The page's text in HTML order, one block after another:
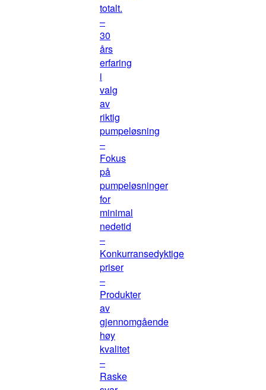
totalt.
–
30
års
erfaring
i
valg
av
riktig
pumpeløsning
–
Fokus
på
pumpeløsninger
for
minimal
nedetid
–
Konkurransedyktige
priser
–
Produkter
av
gjennomgående
høy
kvalitet
–
Raske